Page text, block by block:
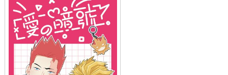
台灣同人誌中心
社團管理中心
登入BOOKY委託管理